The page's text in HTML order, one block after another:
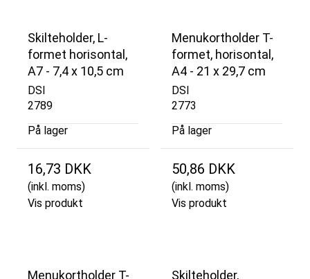
Skilteholder, L-
formet horisontal,
A7 - 7,4 x 10,5 cm
DSI
2789
På lager
16,73 DKK
(inkl. moms)
Vis produkt
Menukortholder T-
formet, horisontal,
A4 - 21 x 29,7 cm
DSI
2773
På lager
50,86 DKK
(inkl. moms)
Vis produkt
Menukortholder T- Skilteholder,